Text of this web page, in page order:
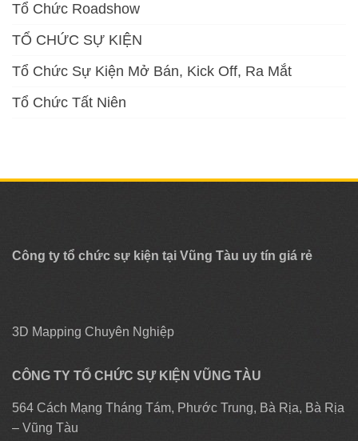
Tổ Chức Roadshow
TỔ CHỨC SỰ KIỆN
Tổ Chức Sự Kiện Mở Bán, Kick Off, Ra Mắt
Tổ Chức Tất Niên
Công ty tổ chức sự kiện tại Vũng Tàu uy tín giá rẻ
3D Mapping Chuyên Nghiệp
CÔNG TY TỔ CHỨC SỰ KIỆN VŨNG TÀU
564 Cách Mạng Tháng Tám, Phước Trung, Bà Rịa, Bà Rịa
– Vũng Tàu